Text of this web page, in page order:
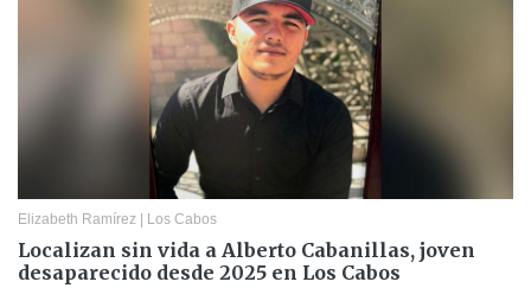
Elizabeth Ramírez | Los Cabos
Localizan sin vida a Alberto Cabanillas, joven
desaparecido desde 2025 en Los Cabos